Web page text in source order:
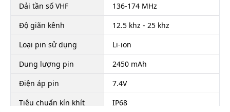
Dải tần số VHF
136-174 MHz
Độ giãn kênh
12.5 khz - 25 khz
Loại pin sử dụng
Li-ion
Dung lượng pin
2450 mAh
Điện áp pin
7.4V
Tiêu chuẩn kín khít
IP68